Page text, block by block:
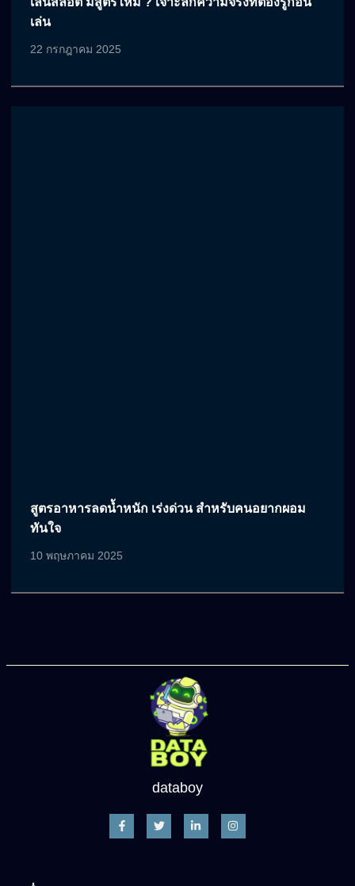
เล่น
22 กรกฎาคม 2025
สูตรอาหารลดน้ำหนัก เร่งด่วน สำหรับคนอยากผอม
ทันใจ
10 พฤษภาคม 2025
databoy